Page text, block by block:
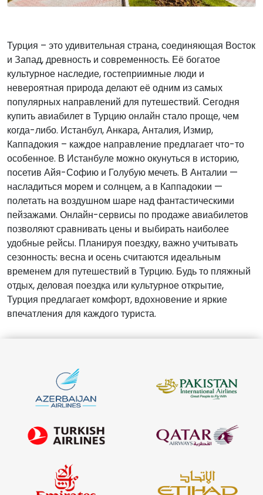
Турция – это удивительная страна, соединяющая Восток
и Запад, древность и современность. Её богатое
культурное наследие, гостеприимные люди и
невероятная природа делают её одним из самых
популярных направлений для путешествий. Сегодня
купить авиабилет в Турцию онлайн стало проще, чем
когда-либо. Истанбул, Анкара, Анталия, Измир,
Каппадокия – каждое направление предлагает что-то
особенное. В Истанбуле можно окунуться в историю,
посетив Айя-Софию и Голубую мечеть. В Анталии —
насладиться морем и солнцем, а в Каппадокии —
полетать на воздушном шаре над фантастическими
пейзажами. Онлайн-сервисы по продаже авиабилетов
позволяют сравнивать цены и выбирать наиболее
удобные рейсы. Планируя поездку, важно учитывать
сезонность: весна и осень считаются идеальным
временем для путешествий в Турцию. Будь то пляжный
отдых, деловая поездка или культурное открытие,
Турция предлагает комфорт, вдохновение и яркие
впечатления для каждого туриста.